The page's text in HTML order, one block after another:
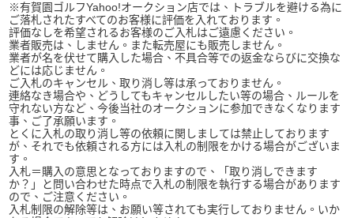
※有賀園ゴルフYahoo!オークション店では、トラブルを避ける為に
ご落札されたすべてのお客様に評価を入れております。
評価なしを希望されるお客様のご入札はご遠慮ください。
業者販売は、しません。また転売屋にも販売しません。
業者が名を伏せて購入した場合、不具合等での返金ならびに交換な
どには応じません。
ご入札のキャンセル、取り消し等は承っておりません。
連絡なき場合や、どうしてもキャンセルしたい等の場合、ルールを
守れない方など、今後当社のオークションに参加できなくなります
事、ご了承願います。
とくに入札の取り消し等の依頼に関しましては禁止しております
が、それでも依頼される方には入札の制限をかける場合がございま
す。
入札＝購入の意思となっておりますので、「取り消しできます
か？」と問い合わせた時点で入札の制限を執行する場合があります
ので、ご注意ください。
入札制限の解除等は、お願い等されても実行しておりません。いか